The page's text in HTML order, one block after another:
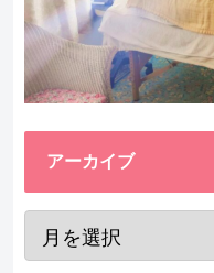
アーカイブ